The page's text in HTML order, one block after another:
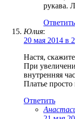
рукава.
Ответить
Юлия:
20 мая 2014 в
Настя,
При
внутренняя
Платье
Ответить